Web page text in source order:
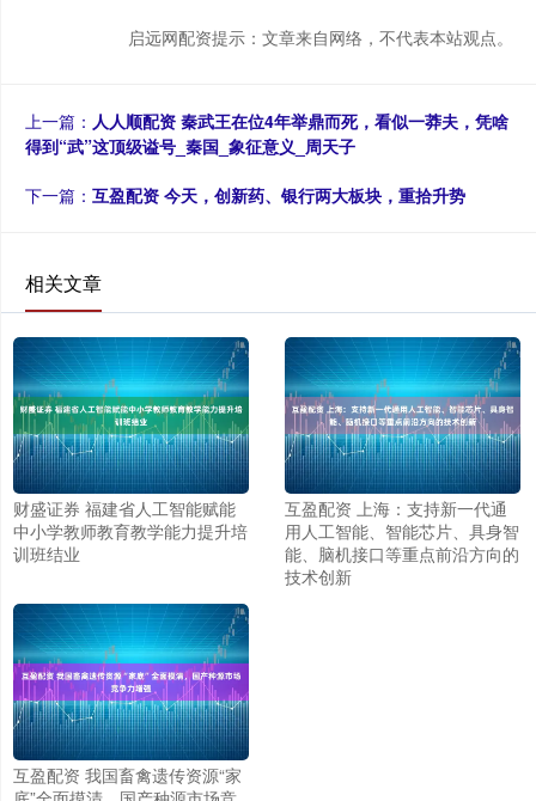
启远网配资提示：文章来自网络，不代表本站观点。
上一篇： 人人顺配资 秦武王在位4年举鼎而死，看似一莽夫，凭啥
得到“武”这顶级谥号_秦国_象征意义_周天子
下一篇： 互盈配资 今天，创新药、银行两大板块，重拾升势
相关文章
财盛证券 福建省人工智能赋能
中小学教师教育教学能力提升培
训班结业
互盈配资 上海：支持新一代通
用人工智能、智能芯片、具身智
能、脑机接口等重点前沿方向的
技术创新
互盈配资 我国畜禽遗传资源“家